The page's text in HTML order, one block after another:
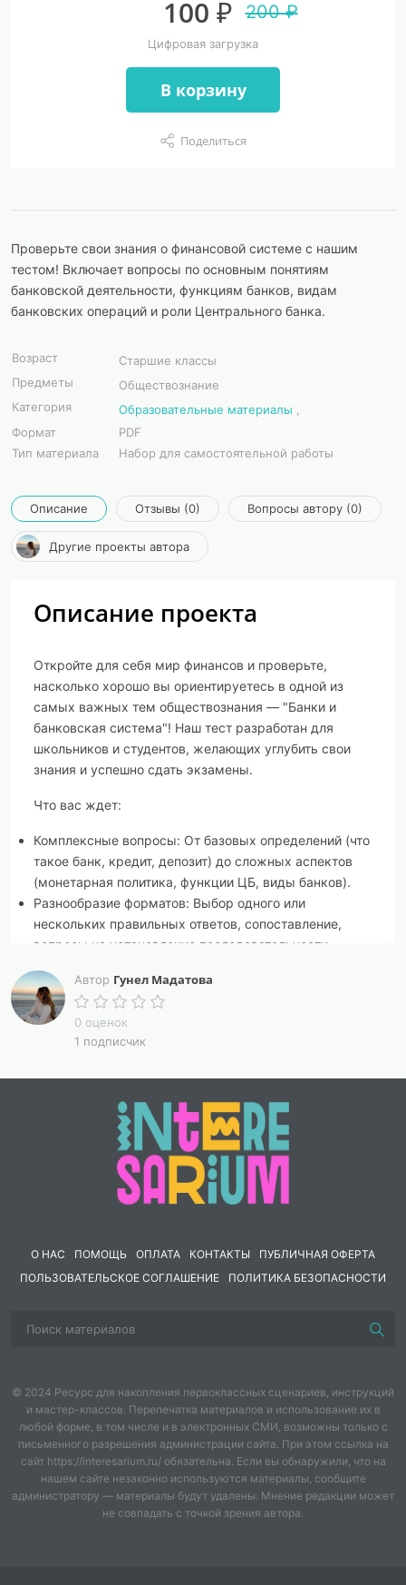
100 ₽ 200 ₽
Цифровая загрузка
В корзину
Поделиться
Проверьте свои знания о финансовой системе с нашим
тестом! Включает вопросы по основным понятиям
банковской деятельности, функциям банков, видам
банковских операций и роли Центрального банка.
Возраст
Старшие классы
Предметы
Обществознание
Категория
Образовательные материалы
Формат
PDF
Тип материала
Набор для самостоятельной работы
Описание Отзывы (0) Вопросы автору (0)
Другие проекты автора
Описание проекта
Откройте для себя мир финансов и проверьте,
насколько хорошо вы ориентируетесь в одной из
самых важных тем обществознания — "Банки и
банковская система"! Наш тест разработан для
школьников и студентов, желающих углубить свои
знания и успешно сдать экзамены.
Что вас ждет:
Комплексные вопросы: От базовых определений (что
такое банк, кредит, депозит) до сложных аспектов
(монетарная политика, функции ЦБ, виды банков).
Разнообразие форматов: Выбор одного или
нескольких правильных ответов, сопоставление,
вопросы на установление последовательности.
требований ФГОС и кодификатора ЕГЭ/ОГЭ.
Идеально для: Самопроверки, подготовки к
контрольным работам, зачетам, ОГЭ и ЕГЭ по
обществознанию.
Вариант 4 (С фокусом на решение проблемы):
Решите проблему с темой "Банки и банковская
Наш тест по обществознанию на тему "Банки и
банковская система" создан специально для того,
Это не просто набор вопросов, а эффективный
Выявления слабых мест:Точно покажет, какие
аспекты темы требуют дополнительного изучения.
Закрепления материала:Поможет запомнить
сложные термины и процессы.
Систематизации знаний:Упорядочит информацию в
вашей голове.
Включает вопросы по структуре банковской
Автор Гунел Мадатова
0 оценок
1 подписчик
О НАС ПОМОЩЬ ОПЛАТА КОНТАКТЫ
ПУБЛИЧНАЯ ОФЕРТА
ПОЛЬЗОВАТЕЛЬСКОЕ СОГЛАШЕНИЕ
ПОЛИТИКА БЕЗОПАСНОСТИ
© 2024 Ресурс для накопления первоклассных сценариев, инструкций
и мастер-классов. Перепечатка материалов и использование их в
любой форме, в том числе и в электронных СМИ, возможны только с
письменного разрешения администрации сайта. При этом ссылка на
сайт https://interesarium.ru/ обязательна. Если вы обнаружили, что на
нашем сайте незаконно используются материалы, сообщите
администратору — материалы будут удалены. Мнение редакции может
не совпадать с точкой зрения автора.